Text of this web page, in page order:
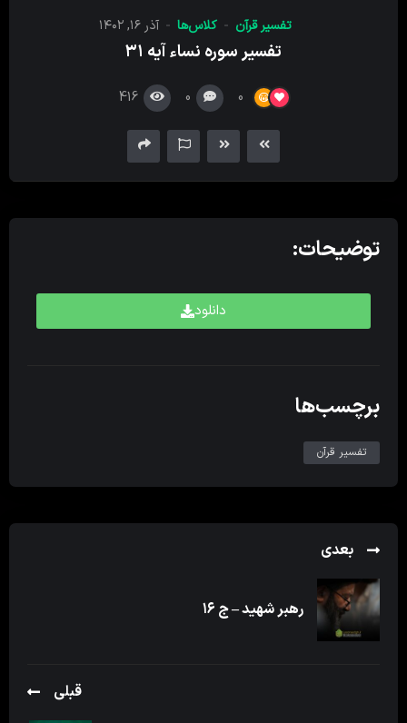
تفسیر قرآن کلاس‌ها آذر ۱۶, ۱۴۰۲
تفسیر سوره نساء آیه ۳۱
0
0
416
توضیحات:
دانلود
برچسب‌ها
تفسیر قرآن
بعدی
رهبر شهید – ج ۱۶
قبلی